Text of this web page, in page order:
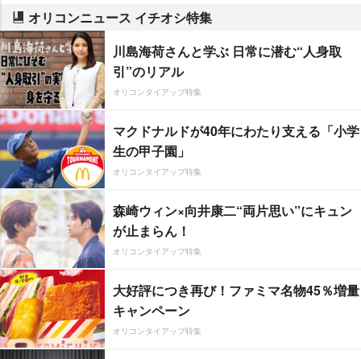
オリコンニュース イチオシ特集
川島海荷さんと学ぶ 日常に潜む“人身取
引”のリアル
オリコンタイアップ特集
マクドナルドが40年にわたり支える「小学
生の甲子園」
オリコンタイアップ特集
森崎ウィン×向井康二“両片思い”にキュン
が止まらん！
オリコンタイアップ特集
大好評につき再び！ファミマ名物45％増量
キャンペーン
オリコンタイアップ特集